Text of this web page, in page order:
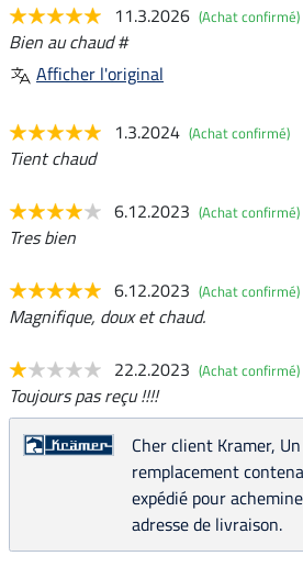
11.3.2026 (Achat confirmé)
Bien au chaud #
Afficher l'original
1.3.2024 (Achat confirmé)
Tient chaud
6.12.2023 (Achat confirmé)
Tres bien
6.12.2023 (Achat confirmé)
Magnifique, doux et chaud.
22.2.2023 (Achat confirmé)
Toujours pas reçu !!!!
Cher client Kramer,
remplacement
expédié pour
adresse de livraison.